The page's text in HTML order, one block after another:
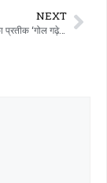
NEXT
आदिवासी संस्कृति का प्रतीक ‘गोल गढ़ेदाना मेला’, गरबाड़ा तालुका के जेसावाड़ा में आयोजित किया गया।